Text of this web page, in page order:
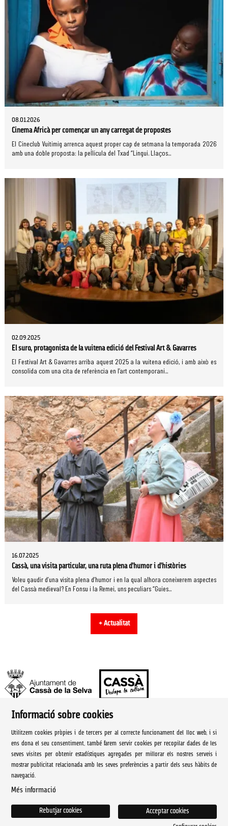
08.01.2026
Cinema Africà per començar un any carregat de propostes
El Cineclub Vuitimig arrenca aquest proper cap de setmana la temporada 2026
amb una doble proposta: la pel·lícula del Txad “Lingui. Llaços...
02.09.2025
El suro, protagonista de la vuitena edició del Festival Art & Gavarres
El Festival Art & Gavarres arriba aquest 2025 a la vuitena edició, i amb això es
consolida com una cita de referència en l’art contemporani...
16.07.2025
Cassà, una visita particular, una ruta plena d’humor i d’històries
Voleu gaudir d’una visita plena d’humor i en la qual alhora coneixerem aspectes
del Cassà medieval? En Fonsu i la Remei, uns peculiars “Guies...
+ Actualitat
Rambla Onze de Setembre, 107
Cassà de la Selva Tel. 972 460 005
culturacassa@cassa.cat
Informació sobre cookies
Utilitzem cookies pròpies i de tercers per al correcte funcionament del lloc web, i si
ens dona el seu consentiment, també farem servir cookies per recopilar dades de les
seves visites per obtenir estadístiques agregades per millorar els nostres serveis i
mostrar publicitat relacionada amb les seves preferències a partir dels seus hàbits de
navegació.
Més informació
Acceptar cookies
Rebutjar cookies